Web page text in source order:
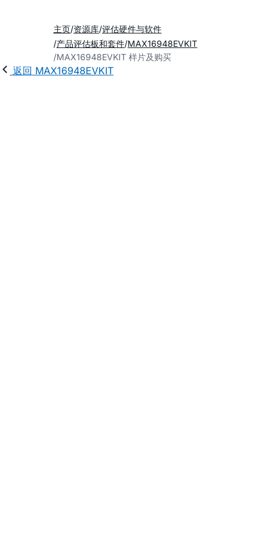
主页 资源库 评估硬件与软件
产品评估板和套件 MAX16948EVKIT
MAX16948EVKIT 样片及购买
返回 MAX16948EVKIT